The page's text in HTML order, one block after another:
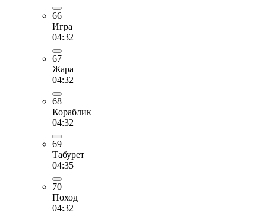
66
Игра
04:32
67
Жара
04:32
68
Кораблик
04:32
69
Табурет
04:35
70
Поход
04:32